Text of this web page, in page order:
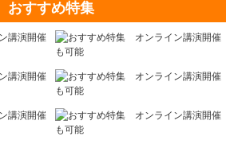
おすすめ特集